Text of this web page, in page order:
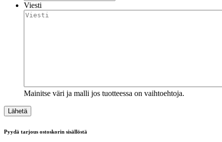
Viesti
Mainitse väri ja malli jos tuotteessa on vaihtoehtoja.
Pyydä tarjous ostoskorin sisällöstä